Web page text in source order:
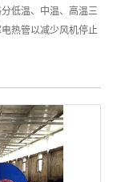
低温、中温、高温三
热管以减少风机停止
低温型可直接安装在
道